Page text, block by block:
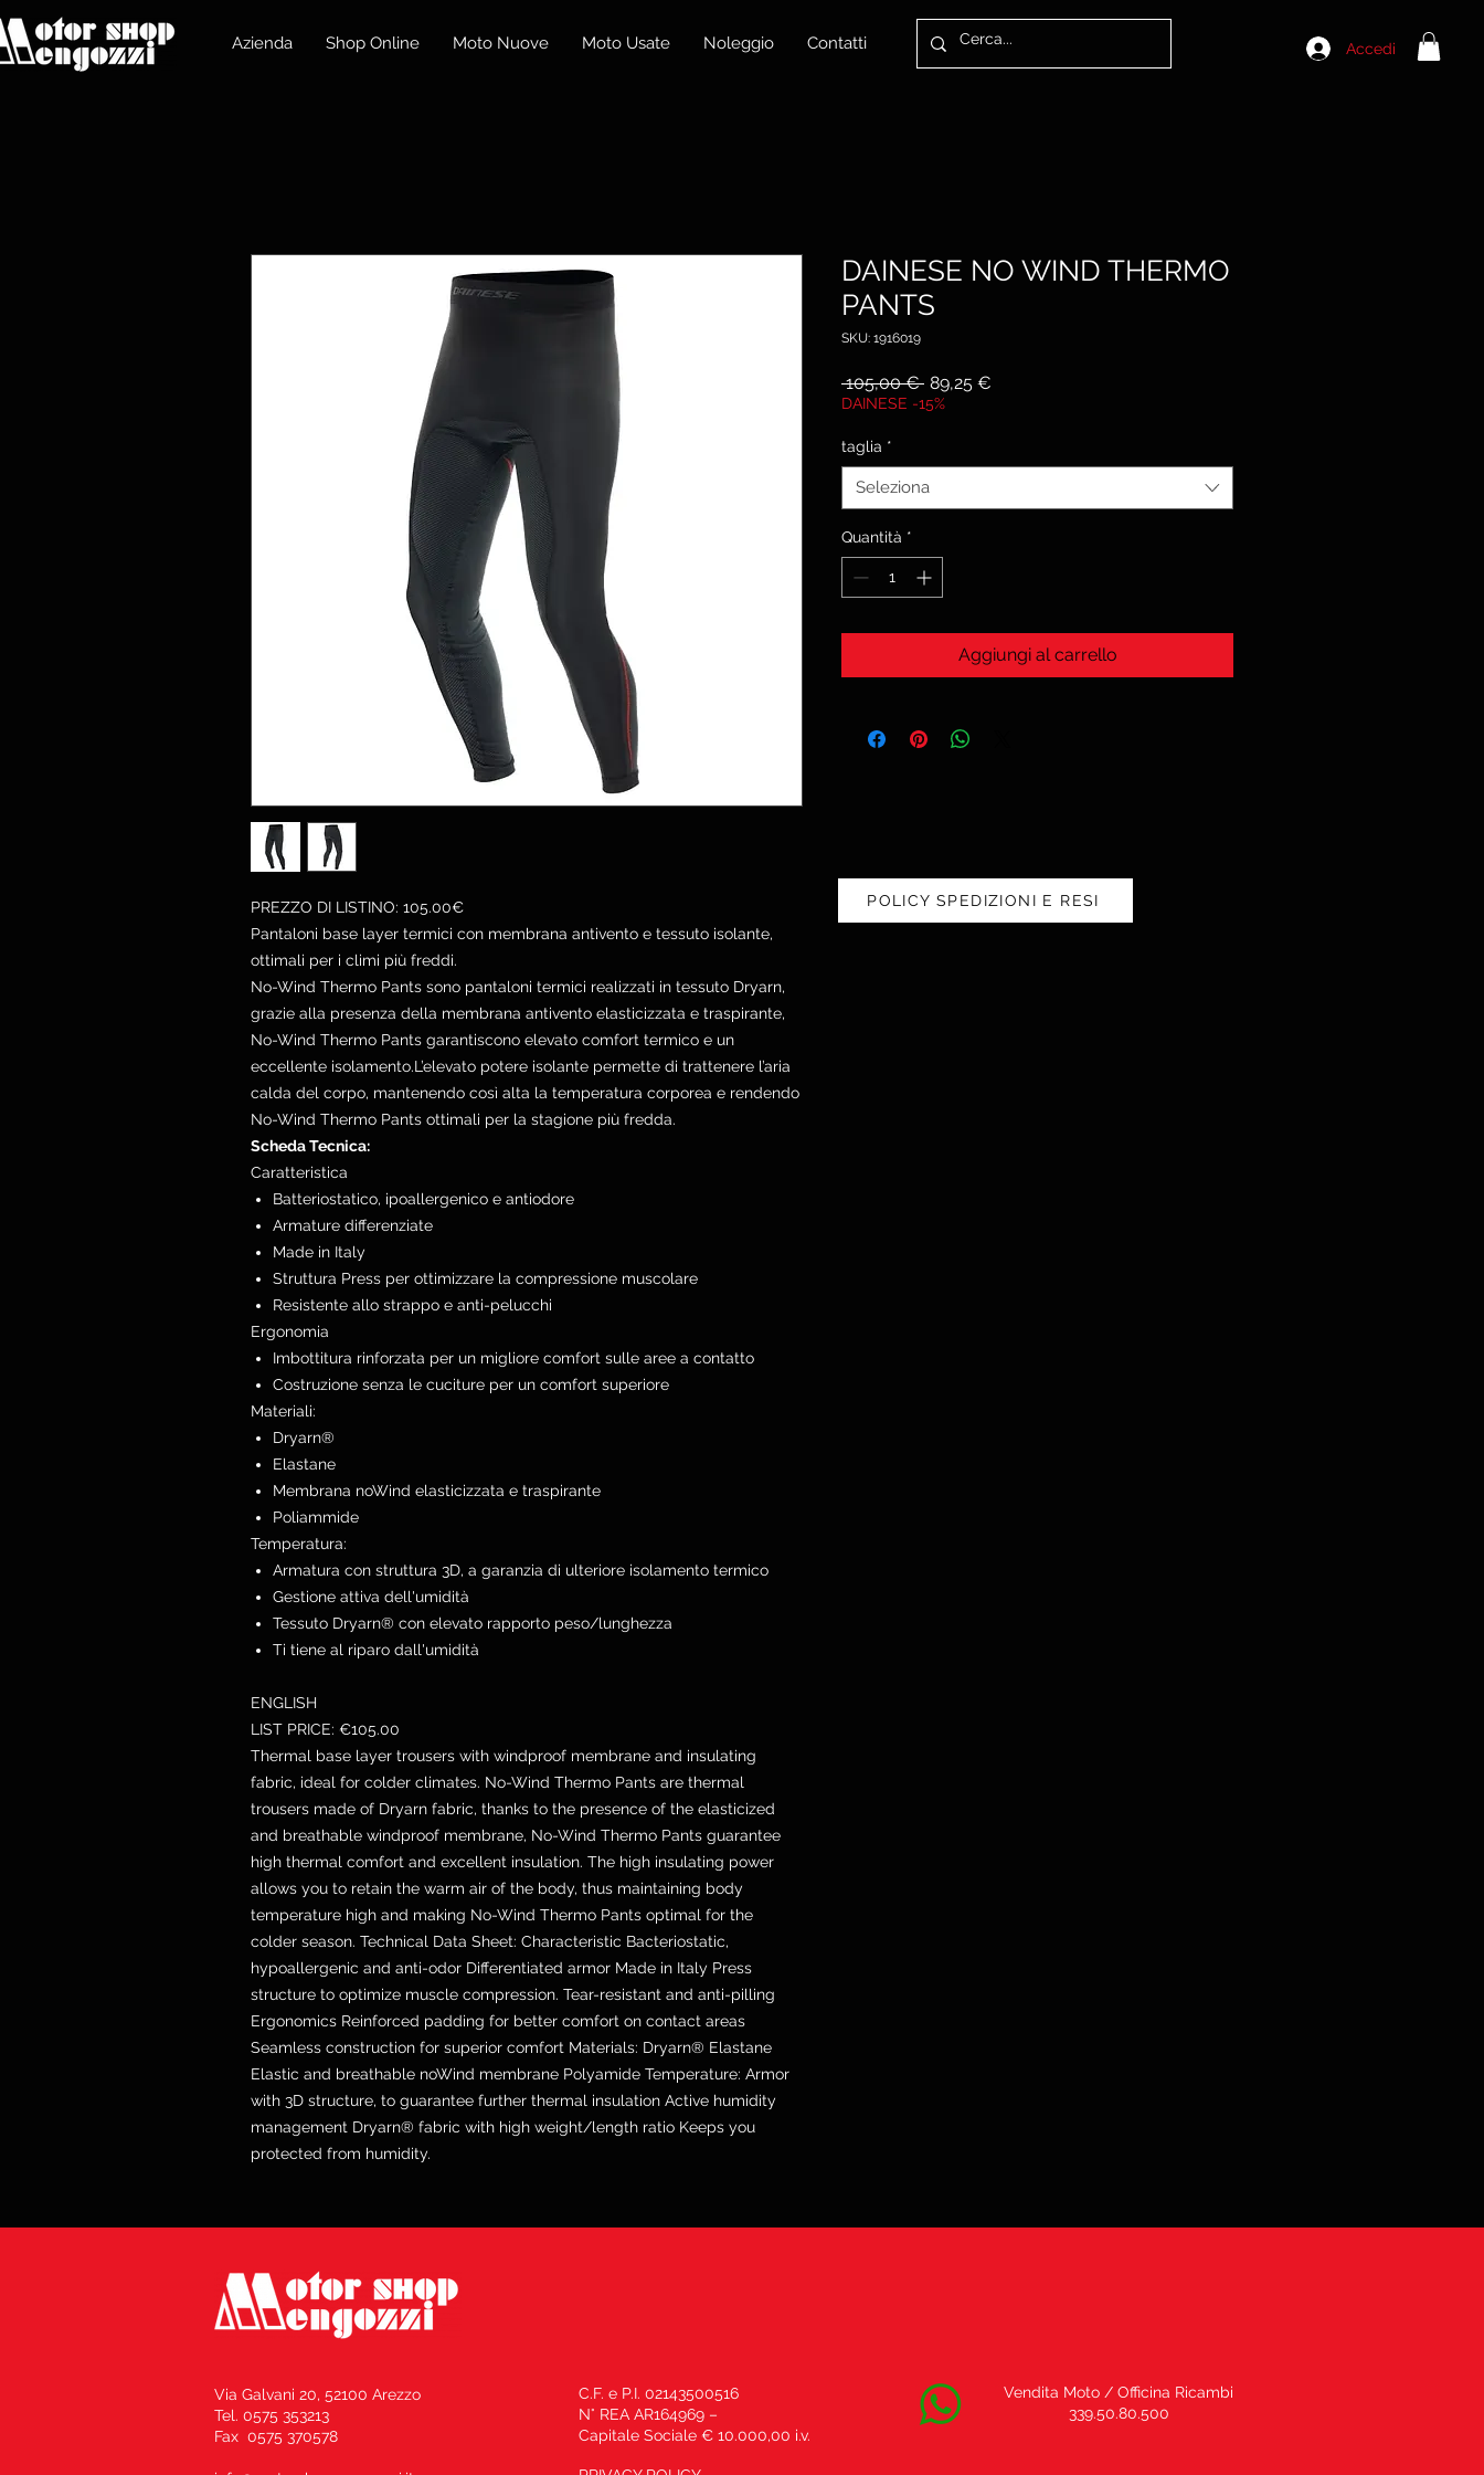
Accedi
Azienda Shop Online Moto Nuove Moto Usate Noleggio Contatti
PREZZO DI LISTINO: 105.00€
Pantaloni base layer termici con membrana antivento e tessuto isolante,
ottimali per i climi più freddi.
No-Wind Thermo Pants sono pantaloni termici realizzati in tessuto Dryarn,
grazie alla presenza della membrana antivento elasticizzata e traspirante,
No-Wind Thermo Pants garantiscono elevato comfort termico e un
eccellente isolamento.L’elevato potere isolante permette di trattenere l’aria
calda del corpo, mantenendo così alta la temperatura corporea e rendendo
No-Wind Thermo Pants ottimali per la stagione più fredda.
Scheda Tecnica:
Caratteristica
Batteriostatico, ipoallergenico e antiodore
Armature differenziate
Made in Italy
Struttura Press per ottimizzare la compressione muscolare
Resistente allo strappo e anti-pelucchi
Ergonomia
Imbottitura rinforzata per un migliore comfort sulle aree a contatto
Costruzione senza le cuciture per un comfort superiore
Materiali:
Dryarn®
Elastane
Membrana noWind elasticizzata e traspirante
Poliammide
Temperatura:
Armatura con struttura 3D, a garanzia di ulteriore isolamento termico
Gestione attiva dell'umidità
Tessuto Dryarn® con elevato rapporto peso/lunghezza
Ti tiene al riparo dall'umidità
ENGLISH
LIST PRICE: €105.00
Thermal base layer trousers with windproof membrane and insulating
fabric, ideal for colder climates. No-Wind Thermo Pants are thermal
trousers made of Dryarn fabric, thanks to the presence of the elasticized
and breathable windproof membrane, No-Wind Thermo Pants guarantee
high thermal comfort and excellent insulation. The high insulating power
allows you to retain the warm air of the body, thus maintaining body
temperature high and making No-Wind Thermo Pants optimal for the
colder season. Technical Data Sheet: Characteristic Bacteriostatic,
hypoallergenic and anti-odor Differentiated armor Made in Italy Press
structure to optimize muscle compression. Tear-resistant and anti-pilling
Ergonomics Reinforced padding for better comfort on contact areas
Seamless construction for superior comfort Materials: Dryarn® Elastane
Elastic and breathable noWind membrane Polyamide Temperature: Armor
with 3D structure, to guarantee further thermal insulation Active humidity
management Dryarn® fabric with high weight/length ratio Keeps you
protected from humidity.
DAINESE NO WIND THERMO
PANTS
SKU: 1916019
105,00 € Prezzo
regolare
89,25 €
DAINESE -15%
taglia *
Seleziona
Quantità *
Aggiungi al carrello
POLICY SPEDIZIONI E RESI
Via Galvani 20, 52100 Arezzo
Tel. 0575 353213
Fax 0575 370578
C.F. e P.I. 02143500516
N° REA AR164969 –
Capitale Sociale € 10.000,00 i.v.
Vendita Moto / Officina Ricambi
339.50.80.500